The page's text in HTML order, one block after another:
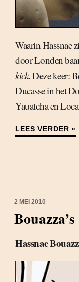
Waarin Hassnae
door Londen
kick. Deze keer:
Ducasse in het
Yauatcha en
LEES VERDER »
2 MEI 2010
Hassnae